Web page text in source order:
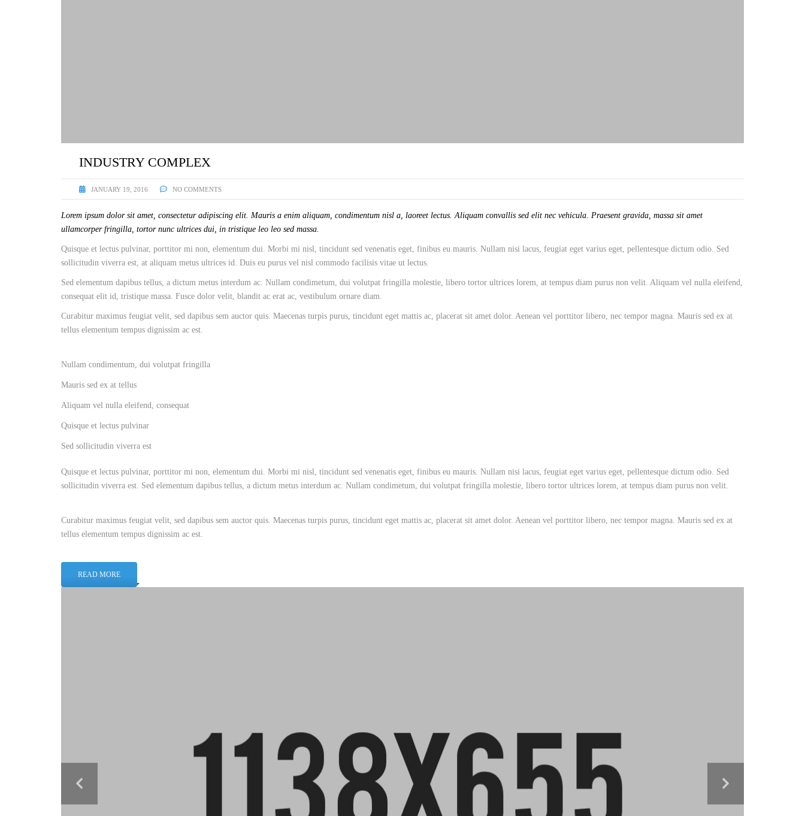
INDUSTRY COMPLEX
JANUARY 19, 2016 NO COMMENTS
Lorem ipsum dolor sit amet, consectetur adipiscing elit. Mauris a enim aliquam, condimentum nisl a, laoreet lectus. Aliquam convallis sed elit nec vehicula. Praesent gravida, massa sit amet
ullamcorper fringilla, tortor nunc ultrices dui, in tristique leo leo sed massa.
Quisque et lectus pulvinar, porttitor mi non, elementum dui. Morbi mi nisl, tincidunt sed venenatis eget, finibus eu mauris. Nullam nisi lacus, feugiat eget varius eget, pellentesque dictum odio. Sed
sollicitudin viverra est, at aliquam metus ultrices id. Duis eu purus vel nisl commodo facilisis vitae ut lectus.
Sed elementum dapibus tellus, a dictum metus interdum ac. Nullam condimetum, dui volutpat fringilla molestie, libero tortor ultrices lorem, at tempus diam purus non velit. Aliquam vel nulla eleifend,
consequat elit id, tristique massa. Fusce dolor velit, blandit ac erat ac, vestibulum ornare diam.
Curabitur maximus feugiat velit, sed dapibus sem auctor quis. Maecenas turpis purus, tincidunt eget mattis ac, placerat sit amet dolor. Aenean vel porttitor libero, nec tempor magna. Mauris sed ex at
tellus elementum tempus dignissim ac est.
Nullam condimentum, dui volutpat fringilla
Mauris sed ex at tellus
Aliquam vel nulla eleifend, consequat
Quisque et lectus pulvinar
Sed sollicitudin viverra est
Quisque et lectus pulvinar, porttitor mi non, elementum dui. Morbi mi nisl, tincidunt sed venenatis eget, finibus eu mauris. Nullam nisi lacus, feugiat eget varius eget, pellentesque dictum odio. Sed
sollicitudin viverra est. Sed elementum dapibus tellus, a dictum metus interdum ac. Nullam condimetum, dui volutpat fringilla molestie, libero tortor ultrices lorem, at tempus diam purus non velit.
Curabitur maximus feugiat velit, sed dapibus sem auctor quis. Maecenas turpis purus, tincidunt eget mattis ac, placerat sit amet dolor. Aenean vel porttitor libero, nec tempor magna. Mauris sed ex at
tellus elementum tempus dignissim ac est.
READ MORE